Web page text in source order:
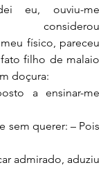
eu, ouviu-me
considerou
físico, pareceu
filho de malaio
doçura:
a ensinar-me
sem querer: – Pois
admirado, aduziu